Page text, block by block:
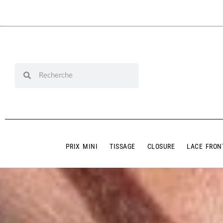
PRIX MINI TISSAGE CLOSURE LACE